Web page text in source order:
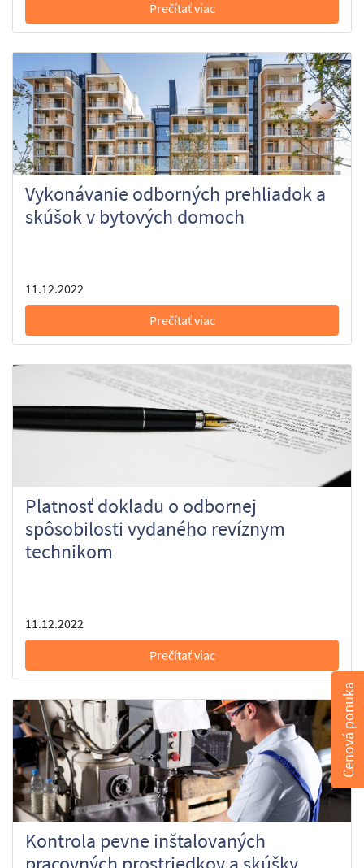
Prečítať viac
Vykonávanie odborných prehliadok a
skúšok v bytových domoch
11.12.2022
Prečítať viac
Platnosť dokladu o odbornej
spôsobilosti vydaného revíznym
technikom
11.12.2022
Prečítať viac
Kontrola pevne inštalovaných
Cenová ponuka